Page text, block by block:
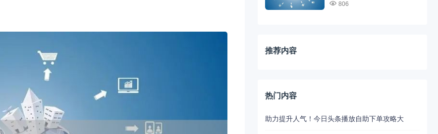
806
推荐内容
热门内容
助力提升人气！今日头条播放自助下单攻略大